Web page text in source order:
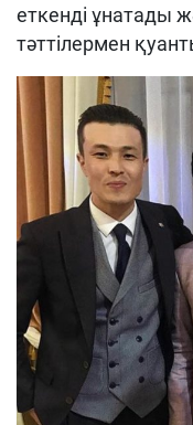
еткенді ұнатады
тәттілермен